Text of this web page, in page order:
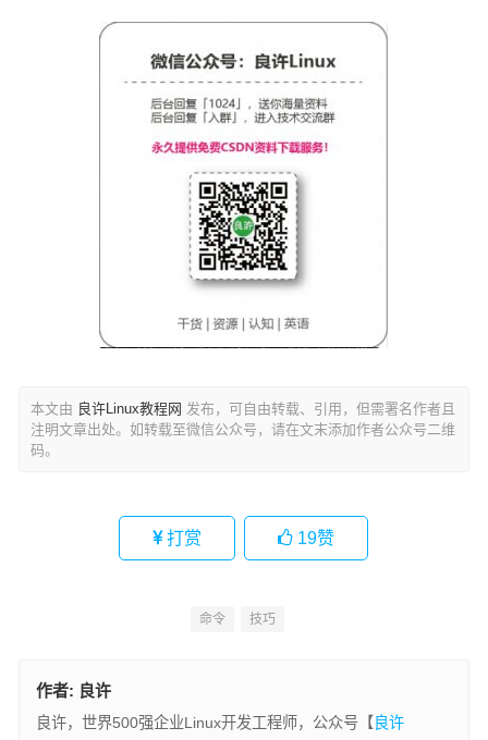
本文由 良许Linux教程网 发布，可自由转载、引用，但需署名作者且
注明文章出处。如转载至微信公众号，请在文末添加作者公众号二维
码。
打赏 19赞
命令 技巧
作者: 良许
良许，世界500强企业Linux开发工程师，公众号【 良许